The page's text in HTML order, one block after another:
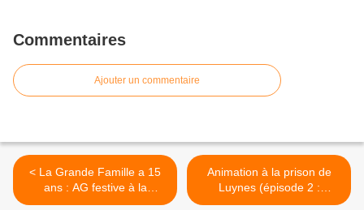
Commentaires
Ajouter un commentaire
< La Grande Famille a 15
ans : AG festive à la
Consoude ! 07.04.24
Animation à la prison de
Luynes (épisode 2 :
19.12.24) >